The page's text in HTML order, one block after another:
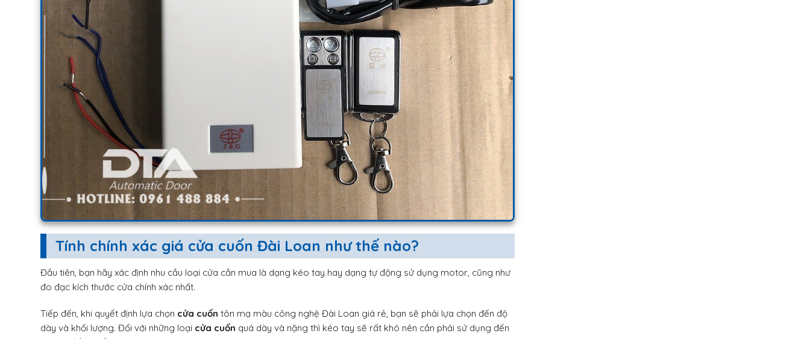
Tính chính xác giá cửa cuốn Đài Loan như thế nào?
Đầu tiên, bạn hãy xác định nhu cầu loại cửa cần mua là dạng kéo tay hay dạng tự động sử dụng motor, cũng như
đo đạc kích thước cửa chính xác nhất.
Tiếp đến, khi quyết định lựa chọn cửa cuốn tôn mạ màu công nghệ Đài Loan giá rẻ, bạn sẽ phải lựa chọn đến độ
dày và khối lượng. Đối với những loại cửa cuốn quá dày và nặng thì kéo tay sẽ rất khó nên cần phải sử dụng đến